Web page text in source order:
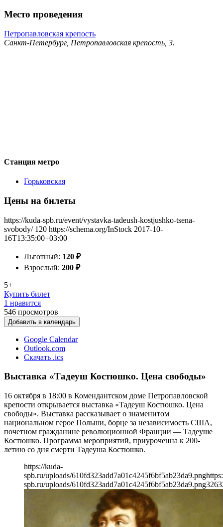
Место проведения
Петропавловская крепость
Санкт-Петербург, Петропавловская крепость, 3.
Станция метро
Горьковская
Цены на билеты
https://kuda-spb.ru/event/vystavka-tadeush-kostjushko-tsena-
svobody/ 120 https://schema.org/InStock 2017-10-
16T13:35:00+03:00
Льготный: 120 ₽
Взрослый: 200 ₽
5+
Купить билет
1 нравится
546 просмотров
Добавить в календарь
Google Calendar
Outlook.com
Скачать .ics
Выставка «Тадеуш Костюшко. Цена свободы»
16 октября в 18:00 в Комендантском доме Петропавловской
крепости открывается выставка «Тадеуш Костюшко. Цена
свободы». Выставка рассказывает о знаменитом
национальном герое Польши, борце за независимость США,
почетном гражданине революционной Франции — Тадеуше
Костюшко. Программа мероприятий, приуроченна к 200-
летию со дня смерти Тадеуша Костюшко.
https://kuda-
spb.ru/uploads/610fd323add7a01c4245f6bf5ab23da9.png
spb.ru/uploads/610fd323add7a01c4245f6bf5ab23da9.png326